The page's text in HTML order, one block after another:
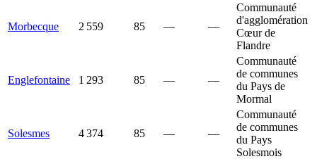
Morbecque 2 559 85 — —
Communauté
d'agglomération
Cœur de
Flandre
Englefontaine 1 293 85 — —
Communauté
de communes
du Pays de
Mormal
Solesmes 4 374 85 — —
Communauté
de communes
du Pays
Solesmois